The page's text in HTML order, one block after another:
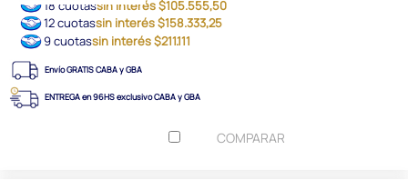
18 cuotassin interés $105.555,50
12 cuotassin interés $158.333,25
9 cuotassin interés $211.111
Envío GRATIS CABA y GBA
ENTREGA en 96HS exclusivo CABA y GBA
COMPARAR